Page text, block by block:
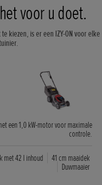
voor u doet.
kiezen, is er een IZY-ON voor elke
een 1,0 kW-motor voor maximale
controle.
met 42 l inhoud
41 cm maaidek
Duwmaaier